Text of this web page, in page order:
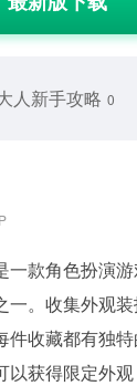
人新手攻略 0
一款角色扮演
一。收集外观
收藏都有独特
以获得限定外